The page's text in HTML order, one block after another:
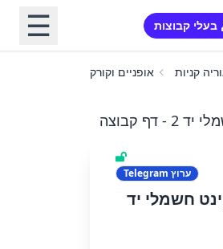
בעלי קבוצות ☰
קניות אופניים וקורקינט חשמלי יד 2
דף קבוצה
ערוץ
חשמלי יד